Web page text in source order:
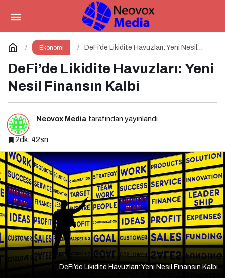
Ekonomi
DeFi’de Likidite Havuzları: Yeni Nesil
DeFi’de Likidite Havuzları: Yeni
Nesil Finansın Kalbi
Neovox Media tarafından yayınlandı
2dk, 42sn
DeFi’de Likidite Havuzları: Yeni Nesil Finansın Kalbi
BRC-20 Token Standardı:
Bitcoin Üzerindeki Deneysel Adım
Yorum Yap